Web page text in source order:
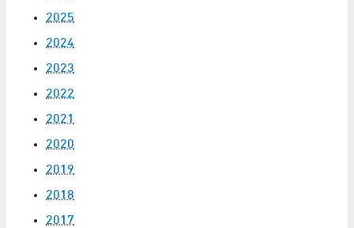
2025
2024
2023
2022
2021
2020
2019
2018
2017